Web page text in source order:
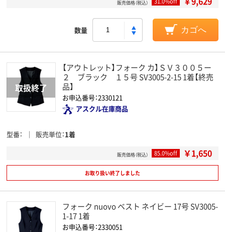
販売価格（税込）
数量 カゴへ
【アウトレット】フォーク カ】ＳＶ３００５ー
２ ブラック １５号 SV3005-2-15 1着【終売
品】
お申込番号：2330121
アスクル在庫商品
型番 販売単位 1着
販売価格（税込） 85.0%off ￥1,650
お取り扱い終了しました
フォーク nuovo ベスト ネイビー 17号 SV3005-
1-17 1着
お申込番号：2330051